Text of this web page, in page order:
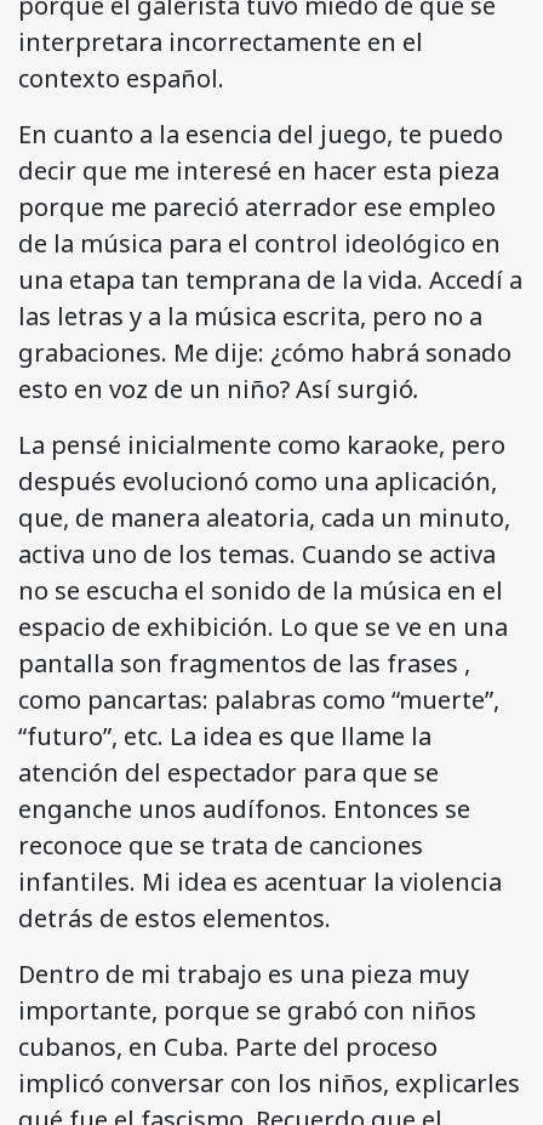
interpretara incorrectamente en el
contexto español.
En cuanto a la esencia del juego, te puedo
decir que me interesé en hacer esta pieza
porque me pareció aterrador ese empleo
de la música para el control ideológico en
una etapa tan temprana de la vida. Accedí a
las letras y a la música escrita, pero no a
grabaciones. Me dije: ¿cómo habrá sonado
esto en voz de un niño? Así surgió.
La pensé inicialmente como karaoke, pero
después evolucionó como una aplicación,
que, de manera aleatoria, cada un minuto,
activa uno de los temas. Cuando se activa
no se escucha el sonido de la música en el
espacio de exhibición. Lo que se ve en una
pantalla son fragmentos de las frases ,
como pancartas: palabras como “muerte”,
“futuro”, etc. La idea es que llame la
atención del espectador para que se
enganche unos audífonos. Entonces se
reconoce que se trata de canciones
infantiles. Mi idea es acentuar la violencia
detrás de estos elementos.
Dentro de mi trabajo es una pieza muy
importante, porque se grabó con niños
cubanos, en Cuba. Parte del proceso
implicó conversar con los niños, explicarles